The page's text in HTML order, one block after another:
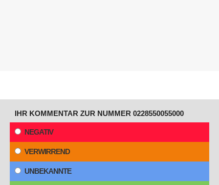
IHR KOMMENTAR ZUR NUMMER 0228550055000
NEGATIV
VERWIRREND
UNBEKANNTE